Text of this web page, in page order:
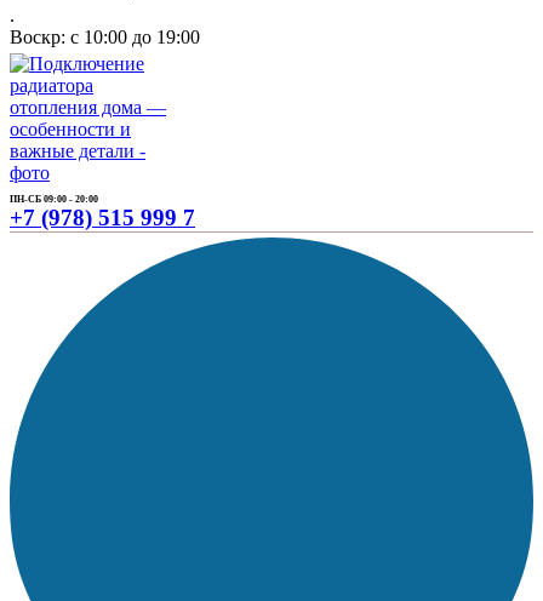
.
Воскр: с 10:00 до 19:00
ПН-СБ 09:00 - 20:00
+7 (978) 515 999 7